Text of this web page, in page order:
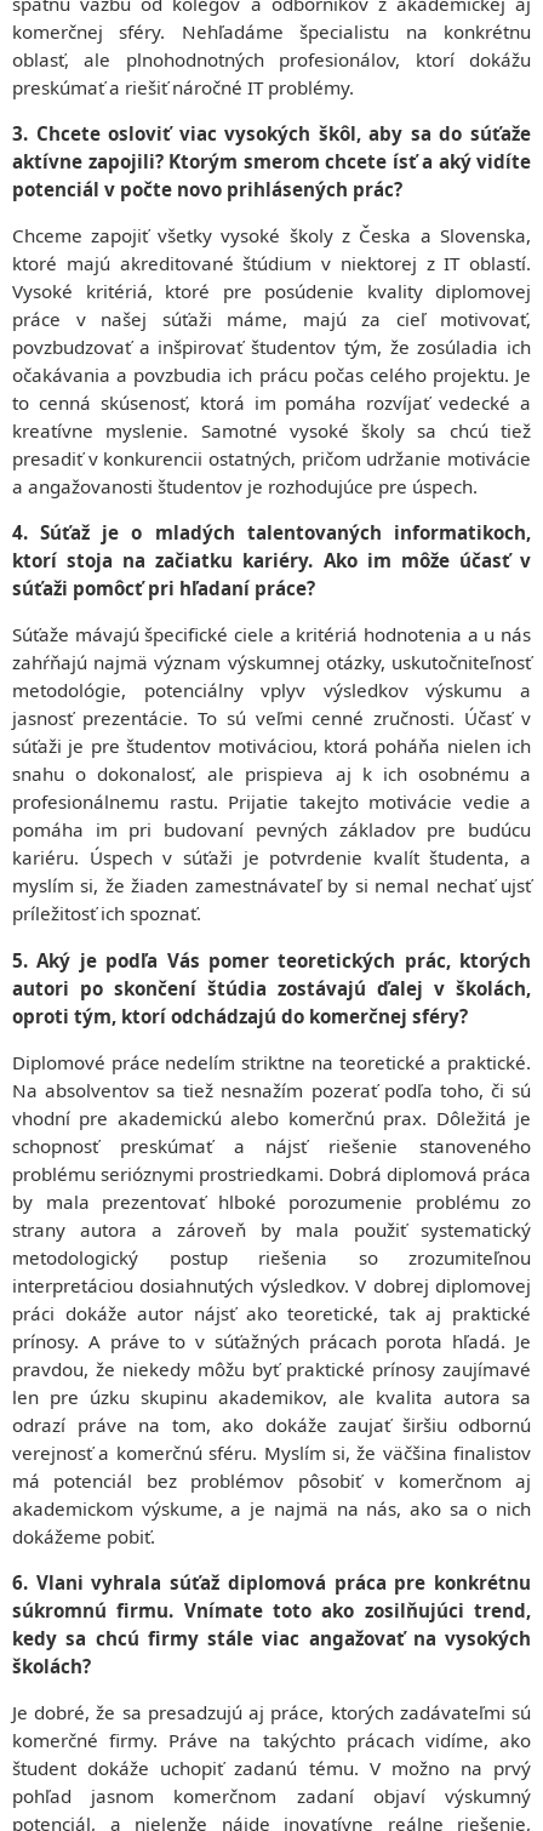
komerčnej sféry. Nehľadáme špecialistu na konkrétnu
oblasť, ale plnohodnotných profesionálov, ktorí dokážu
preskúmať a riešiť náročné IT problémy.
3. Chcete osloviť viac vysokých škôl, aby sa do súťaže
aktívne zapojili? Ktorým smerom chcete ísť a aký vidíte
potenciál v počte novo prihlásených prác?
Chceme zapojiť všetky vysoké školy z Česka a Slovenska,
ktoré majú akreditované štúdium v niektorej z IT oblastí.
Vysoké kritériá, ktoré pre posúdenie kvality diplomovej
práce v našej súťaži máme, majú za cieľ motivovať,
povzbudzovať a inšpirovať študentov tým, že zosúladia ich
očakávania a povzbudia ich prácu počas celého projektu. Je
to cenná skúsenosť, ktorá im pomáha rozvíjať vedecké a
kreatívne myslenie. Samotné vysoké školy sa chcú tiež
presadiť v konkurencii ostatných, pričom udržanie motivácie
a angažovanosti študentov je rozhodujúce pre úspech.
4. Súťaž je o mladých talentovaných informatikoch,
ktorí stoja na začiatku kariéry. Ako im môže účasť v
súťaži pomôcť pri hľadaní práce?
Súťaže mávajú špecifické ciele a kritériá hodnotenia a u nás
zahŕňajú najmä význam výskumnej otázky, uskutočniteľnosť
metodológie, potenciálny vplyv výsledkov výskumu a
jasnosť prezentácie. To sú veľmi cenné zručnosti. Účasť v
súťaži je pre študentov motiváciou, ktorá poháňa nielen ich
snahu o dokonalosť, ale prispieva aj k ich osobnému a
profesionálnemu rastu. Prijatie takejto motivácie vedie a
pomáha im pri budovaní pevných základov pre budúcu
kariéru. Úspech v súťaži je potvrdenie kvalít študenta, a
myslím si, že žiaden zamestnávateľ by si nemal nechať ujsť
príležitosť ich spoznať.
5. Aký je podľa Vás pomer teoretických prác, ktorých
autori po skončení štúdia zostávajú ďalej v školách,
oproti tým, ktorí odchádzajú do komerčnej sféry?
Diplomové práce nedelím striktne na teoretické a praktické.
Na absolventov sa tiež nesnažím pozerať podľa toho, či sú
vhodní pre akademickú alebo komerčnú prax. Dôležitá je
schopnosť preskúmať a nájsť riešenie stanoveného
problému serióznymi prostriedkami. Dobrá diplomová práca
by mala prezentovať hlboké porozumenie problému zo
strany autora a zároveň by mala použiť systematický
metodologický postup riešenia so zrozumiteľnou
interpretáciou dosiahnutých výsledkov. V dobrej diplomovej
práci dokáže autor nájsť ako teoretické, tak aj praktické
prínosy. A práve to v súťažných prácach porota hľadá. Je
pravdou, že niekedy môžu byť praktické prínosy zaujímavé
len pre úzku skupinu akademikov, ale kvalita autora sa
odrazí práve na tom, ako dokáže zaujať širšiu odbornú
verejnosť a komerčnú sféru. Myslím si, že väčšina finalistov
má potenciál bez problémov pôsobiť v komerčnom aj
akademickom výskume, a je najmä na nás, ako sa o nich
dokážeme pobiť.
6. Vlani vyhrala súťaž diplomová práca pre konkrétnu
súkromnú firmu. Vnímate toto ako zosilňujúci trend,
kedy sa chcú firmy stále viac angažovať na vysokých
školách?
Je dobré, že sa presadzujú aj práce, ktorých zadávateľmi sú
komerčné firmy. Práve na takýchto prácach vidíme, ako
študent dokáže uchopiť zadanú tému. V možno na prvý
pohľad jasnom komerčnom zadaní objaví výskumný
potenciál, a nielenže nájde inovatívne reálne riešenie,